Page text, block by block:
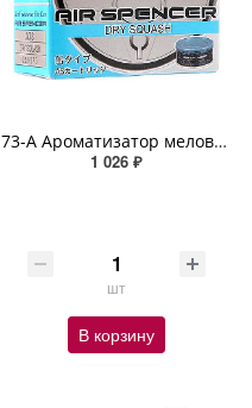
73-A Ароматизатор меловой DRY SQUASH SPIRIT REFILL
1 026 ₽
шт
В корзину